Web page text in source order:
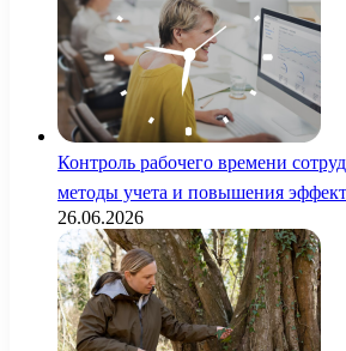
Контроль рабочего времени
методы учета и повышения
26.06.2026